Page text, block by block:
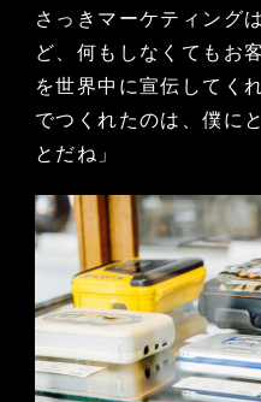
さっきマーケティング
ど、何もしなくてもお
を世界中に宣伝してく
でつくれたのは、僕に
とだね」